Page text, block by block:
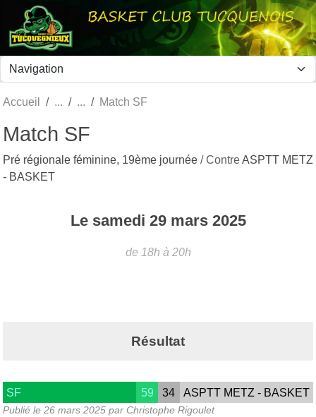
Accueil Match SF
Match SF
Pré régionale féminine, 19ème journée / ContreASPTT METZ
- BASKET
Le samedi 29 mars 2025
de 18h à 20h
Résultat
SF 59 34 ASPTT METZ - BASKET
Publié le 26 mars 2025 par Christophe Rigoulet
Panneau de gestion des cookies